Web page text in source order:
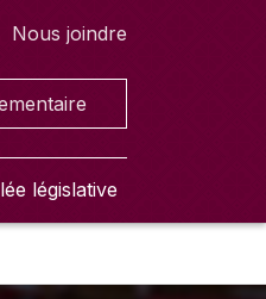
Nous joindre
législative